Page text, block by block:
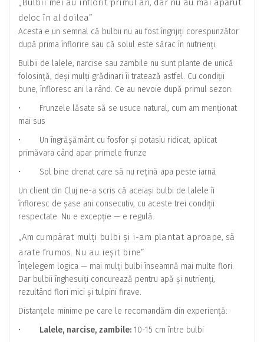
„Bulbii mei au înflorit primul an, dar nu au mai apărut
deloc în al doilea”
Acesta e un semnal că bulbii nu au fost îngrijiți corespunzător
după prima înflorire sau că solul este sărac în nutrienți.
Bulbii de lalele, narcise sau zambile nu sunt plante de unică
folosință, deși mulți grădinari îi tratează astfel. Cu condiții
bune, înfloresc ani la rând. Ce au nevoie după primul sezon:
• Frunzele lăsate să se usuce natural, cum am menționat
mai sus
• Un îngrășământ cu fosfor și potasiu ridicat, aplicat
primăvara când apar primele frunze
• Sol bine drenat care să nu rețină apa peste iarnă
Un client din Cluj ne-a scris că aceiași bulbi de lalele îi
înfloresc de șase ani consecutiv, cu aceste trei condiții
respectate. Nu e excepție — e regulă.
„Am cumpărat mulți bulbi și i-am plantat aproape, să
arate frumos. Nu au ieșit bine”
Înțelegem logica — mai mulți bulbi înseamnă mai multe flori.
Dar bulbii înghesuiți concurează pentru apă și nutrienți,
rezultând flori mici și tulpini firave.
Distanțele minime pe care le recomandăm din experiență:
• Lalele, narcise, zambile: 10-15 cm între bulbi